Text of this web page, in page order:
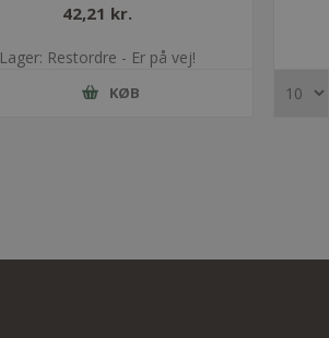
42,21 kr.
Lager: Restordre - Er på vej!
KØB